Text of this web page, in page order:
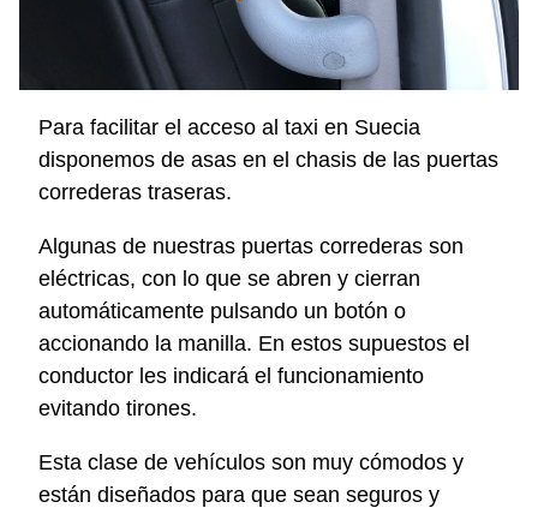
Para facilitar el acceso al taxi en Suecia
disponemos de asas en el chasis de las puertas
correderas traseras.
Algunas de nuestras puertas correderas son
eléctricas, con lo que se abren y cierran
automáticamente pulsando un botón o
accionando la manilla. En estos supuestos el
conductor les indicará el funcionamiento
evitando tirones.
Esta clase de vehículos son muy cómodos y
están diseñados para que sean seguros y